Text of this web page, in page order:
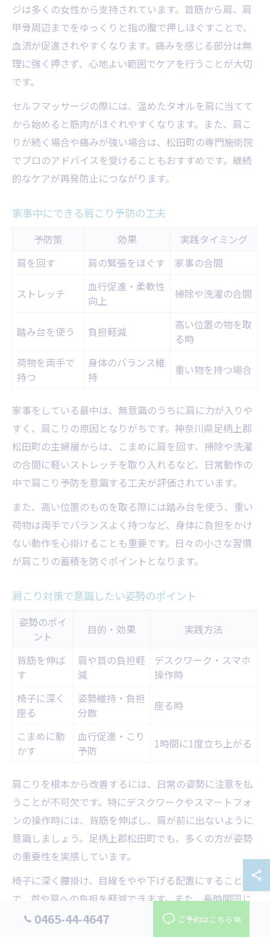
ジは多くの女性から支持されています。首筋から肩、肩
甲骨周辺までをゆっくりと指の腹で押しほぐすことで、
血流が促進されやすくなります。痛みを感じる部分は無
理に強く押さず、心地よい範囲でケアを行うことが大切
です。
セルフマッサージの際には、温めたタオルを肩に当てて
から始めると筋肉がほぐれやすくなります。また、肩こ
りが続く場合や痛みが強い場合は、松田町の専門施術院
でプロのアドバイスを受けることもおすすめです。継続
的なケアが再発防止につながります。
家事中にできる肩こり予防の工夫
予防策 効果
実践タイミング
肩を回す
肩の緊張をほぐす 家事の合間
ストレッチ
血行促進・柔軟性
向上
掃除や洗濯の合間
踏み台を使う 負担軽減
高い位置の物を取
る時
荷物を両手で
持つ
身体のバランス維
持
重い物を持つ場合
家事をしている最中は、無意識のうちに肩に力が入りや
すく、肩こりの原因となりがちです。神奈川県足柄上郡
松田町の主婦層からは、こまめに肩を回す、掃除や洗濯
の合間に軽いストレッチを取り入れるなど、日常動作の
中で肩こり予防を意識する工夫が評価されています。
また、高い位置のものを取る際には踏み台を使う、重い
荷物は両手でバランスよく持つなど、身体に負担をかけ
ない動作を心掛けることも重要です。日々の小さな習慣
が肩こりの蓄積を防ぐポイントとなります。
肩こり対策で意識したい姿勢のポイント
姿勢のポイ
ント
目的・効果 実践方法
背筋を伸ば
す
肩や首の負担軽
減
デスクワーク・スマホ
操作時
椅子に深く
座る
姿勢維持・負担
分散
座る時
こまめに動
かす
血行促進・こり
予防
1時間に1度立ち上がる
肩こりを根本から改善するには、日常の姿勢に注意を払
うことが不可欠です。特にデスクワークやスマートフォ
ンの操作時には、背筋を伸ばし、肩が前に出ないように
意識しましょう。足柄上郡松田町でも、多くの方が姿勢
の重要性を実感しています。
椅子に深く腰掛け、目線をやや下げる配置にすること
で、首や肩への負担を軽減できます。また、長時間同じ
姿勢を続けないよう、1時間に1度は立ち上がって肩を動
0465-44-4647 ご予約はこちら